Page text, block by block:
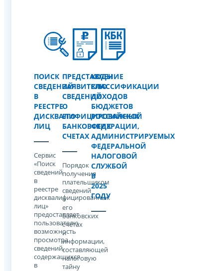
ПОИСК
СВЕДЕНИЙ
В
РЕЕСТРЕ
ДИСКВАЛИФИЦИРОВАННЫХ
ЛИЦ
Сервис
«Поиск
сведений
в
реестре
дисквалифицированных
лиц»
предоставляет
пользователю
возможность
просмотра
сведений,
содержащихся
в
ПРЕДСТАВЛЕНИЕ
ЗАЯВИТЕЛЮ
СВЕДЕНИЙ
О
ЕГО
БАНКОВСКИХ
СЧЕТАХ
Порядок
получения
плательщиком
сведений
о
его
банковских
счетах
и
информации,
составляющей
налоговую
тайну
КОДЫ
КЛАССИФИКАЦИИ
ДОХОДОВ
БЮДЖЕТОВ
РОССИЙСКОЙ
ФЕДЕРАЦИИ,
АДМИНИСТРИРУЕМЫХ
ФЕДЕРАЛЬНОЙ
НАЛОГОВОЙ
СЛУЖБОЙ
В
2025
ГОДУ